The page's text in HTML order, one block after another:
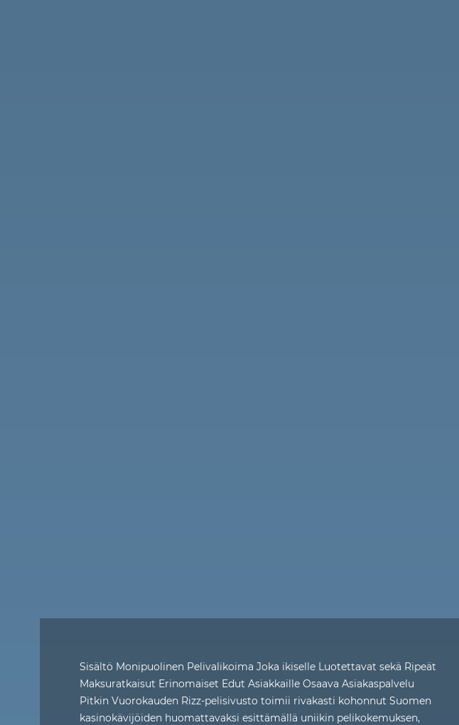
Sisältö Monipuolinen Pelivalikoima Joka ikiselle Luotettavat sekä Ripeät
Maksuratkaisut Erinomaiset Edut Asiakkaille Osaava Asiakaspalvelu
Pitkin Vuorokauden Rizz-pelisivusto toimii rivakasti kohonnut Suomen
kasinokävijöiden huomattavaksi esittämällä uniikin pelikokemuksen,